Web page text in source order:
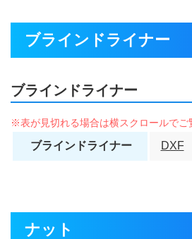
ブラインドライナー
ブラインドライナー
ブラインドライナー DXF
ナット